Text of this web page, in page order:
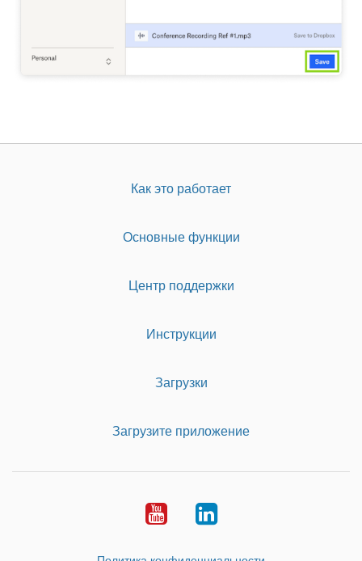
Как это работает
Основные функции
Центр поддержки
Инструкции
Загрузки
Загрузите приложение
YoutubeLinkedIn